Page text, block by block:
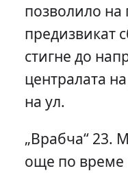
позволило на
предизвикат
стигне до
централата
на ул.
„Врабча“ 23.
още по време